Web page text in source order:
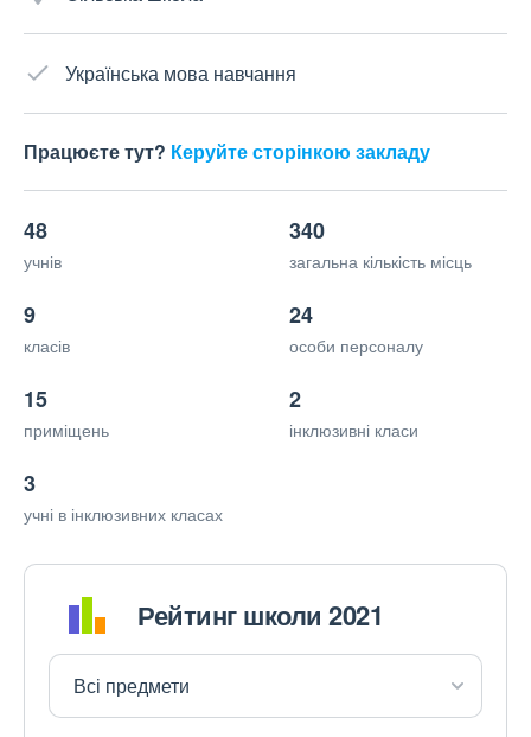
Українська мова навчання
Працюєте тут? Керуйте сторінкою закладу
48
учнів
340
загальна кількість місць
9
класів
24
особи персоналу
15
приміщень
2
інклюзивні класи
3
учні в інклюзивних класах
Рейтинг школи 2021